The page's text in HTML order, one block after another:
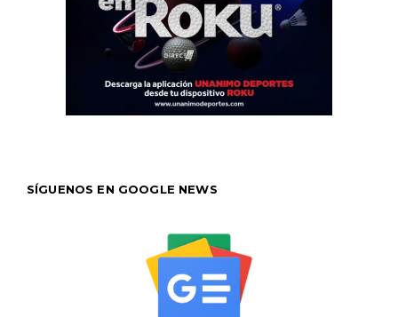
SÍGUENOS EN GOOGLE NEWS